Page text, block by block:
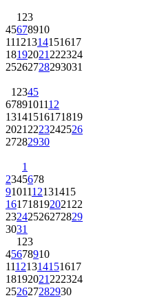
1 23
45678910
11121314151617
18192021 222324
25262728293031
1 2345
6789101112
13141516171819
2021 2223242526
27282930
1
2345678
9101112131415
161718192021 22
23242526272829
3031
1 23
45678910
11121314151617
18192021 222324
252627282930